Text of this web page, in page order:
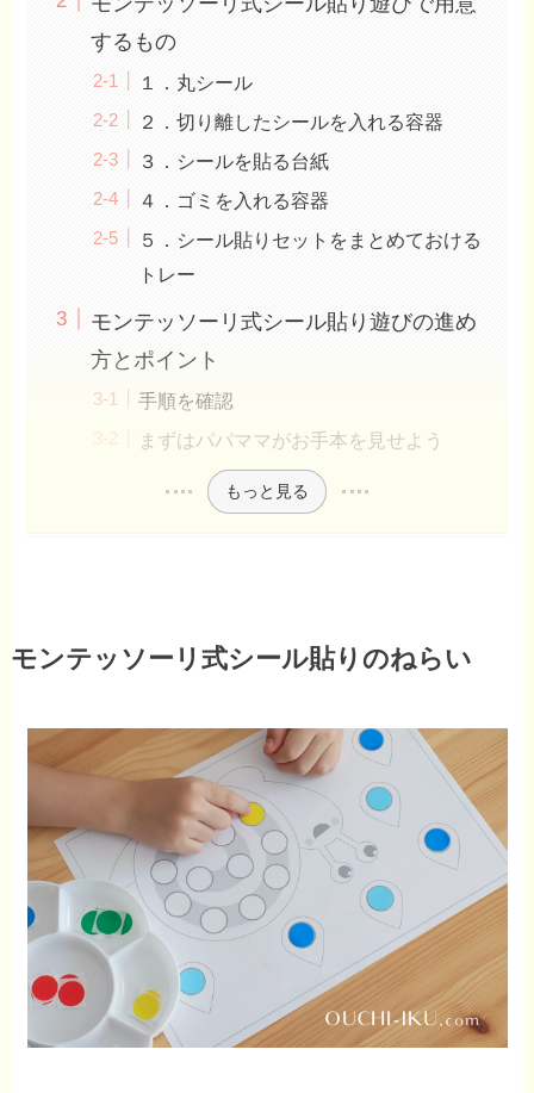
するもの
１．丸シール
２．切り離したシールを入れる容器
３．シールを貼る台紙
４．ゴミを入れる容器
５．シール貼りセットをまとめておける
トレー
モンテッソーリ式シール貼り遊びの進め
方とポイント
手順を確認
まずはパパママがお手本を見せよう
もっと見る
モンテッソーリ式シール貼りのねらい